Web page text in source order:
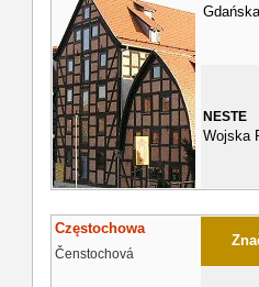
NESTE
Wojska
Częstochowa
Čenstochová